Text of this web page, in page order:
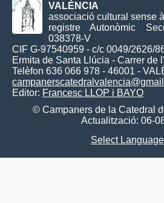
VALÈNCIA
associació cultural sense
registre Autonòmic
038378-V
CIF G-97540959 - c/c 0049/2626/
Ermita de Santa Llúcia - Carrer de
Telèfon 636 066 978 - 46001 -
Editor: Francesc LLOP i BAYO
© Campaners de la Catedral
Actualització: 06-
Select Language